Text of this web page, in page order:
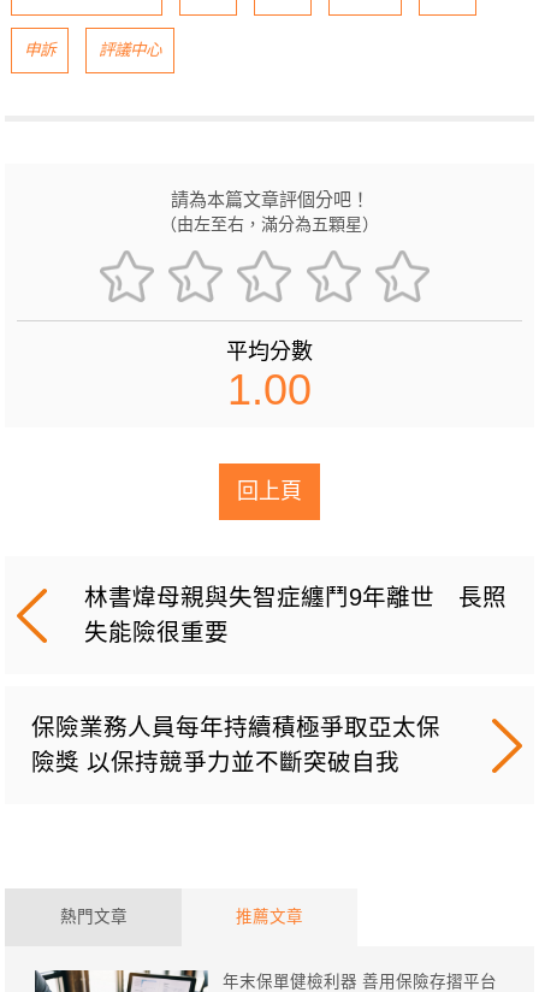
申訴 評議中心
請為本篇文章評個分吧！
（由左至右，滿分為五顆星）
平均分數
1.00
回上頁
林書煒母親與失智症纏鬥9年離世 長照
失能險很重要
保險業務人員每年持續積極爭取亞太保
險獎 以保持競爭力並不斷突破自我
熱門文章 推薦文章
年末保單健檢利器 善用保險存摺平台